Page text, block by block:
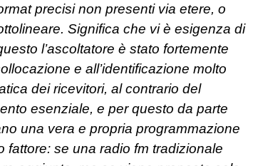
precisi non presenti via etere, o
Significa che vi è esigenza di
l’ascoltatore è stato fortemente
e all’identificazione molto
dei ricevitori, al contrario del
esenziale, e per questo da parte
una vera e propria programmazione
se una radio fm tradizionale